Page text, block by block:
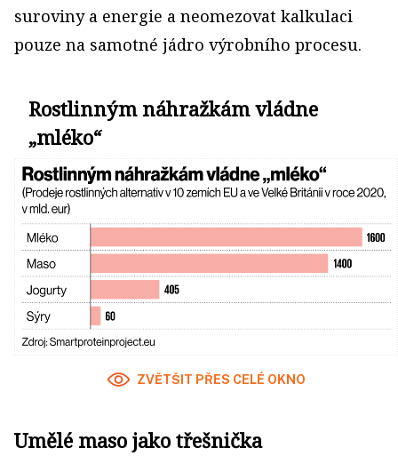
suroviny a energie a neomezovat kalkulaci
pouze na samotné jádro výrobního procesu.
Rostlinným náhražkám vládne
„mléko“
ZVĚTŠIT PŘES CELÉ OKNO
Umělé maso jako třešnička